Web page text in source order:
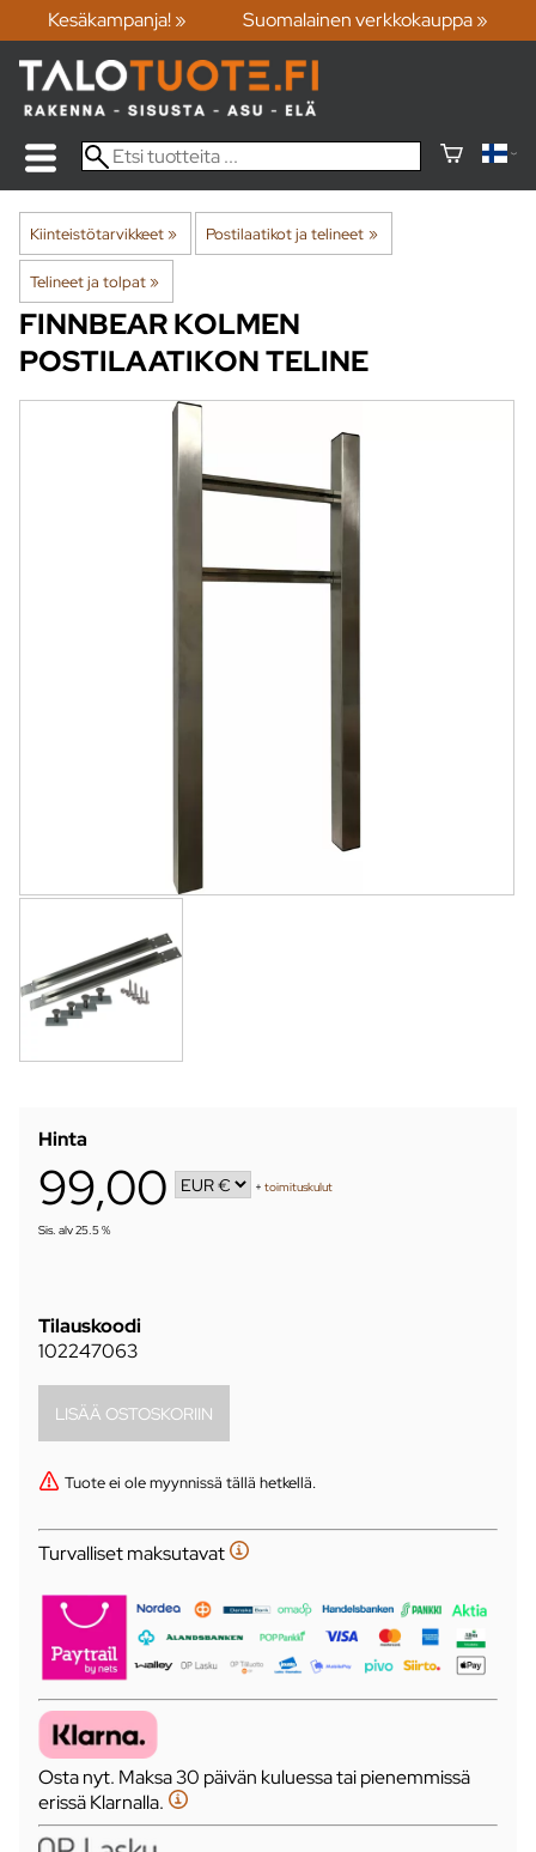
Kesäkampanja! » Suomalainen verkkokauppa »
Kiinteistötarvikkeet‪» Postilaatikot ja telineet ‪»
Telineet ja tolpat‪»
FINNBEARKOLMEN
POSTILAATIKON TELINE
Hinta
99,00 +toimituskulut
Sis. alv 25.5 %
Tilauskoodi
102247063
Tuote ei ole myynnissä tällä hetkellä.
Turvalliset maksutavat
Osta nyt. Maksa 30 päivän kuluessa tai pienemmissä
erissä Klarnalla.